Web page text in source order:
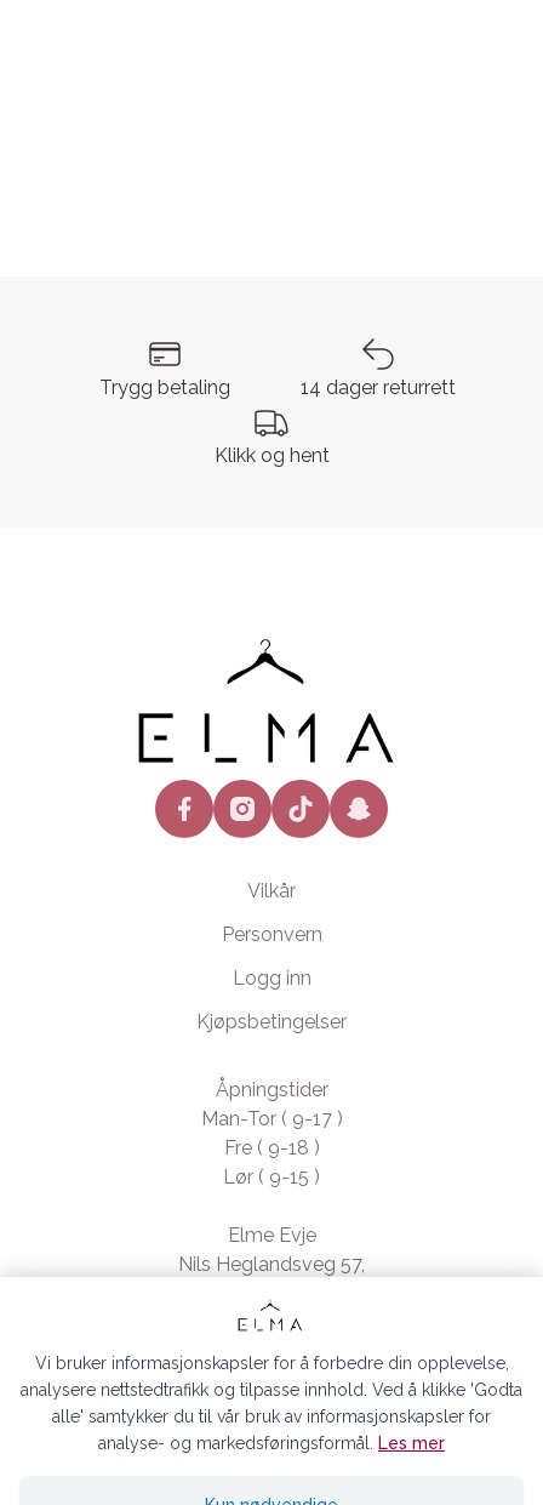
Trygg betaling 14 dager returrett
Klikk og hent
facebookinstagramtiktok snapchat
Vilkår
Personvern
Logg inn
Kjøpsbetingelser
Åpningstider
Man-Tor ( 9-17 )
Fre ( 9-18 )
Lør ( 9-15 )
Elme Evje
Nils Heglandsveg 57,
4735 Evje, Norway
- Org. nr. 923370994
Vi bruker informasjonskapsler for å forbedre din opplevelse,
analysere nettstedtrafikk og tilpasse innhold. Ved å klikke 'Godta
alle' samtykker du til vår bruk av informasjonskapsler for
analyse- og markedsføringsformål.
Les mer